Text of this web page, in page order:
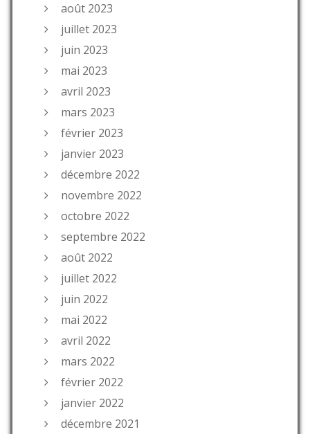
août 2023
juillet 2023
juin 2023
mai 2023
avril 2023
mars 2023
février 2023
janvier 2023
décembre 2022
novembre 2022
octobre 2022
septembre 2022
août 2022
juillet 2022
juin 2022
mai 2022
avril 2022
mars 2022
février 2022
janvier 2022
décembre 2021